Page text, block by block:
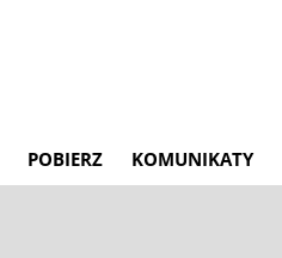
POBIERZ KOMUNIKATY